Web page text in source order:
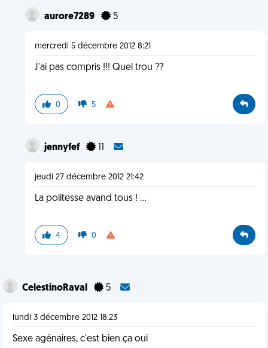
aurore7289 5
mercredi 5 décembre 2012 8:21
J'ai pas compris !!! Quel trou ??
0 5
jennyfef 11
jeudi 27 décembre 2012 21:42
La politesse avand tous ! ...
4 0
CelestinoRaval 5
lundi 3 décembre 2012 18:23
Sexe agénaires, c'est bien ça oui